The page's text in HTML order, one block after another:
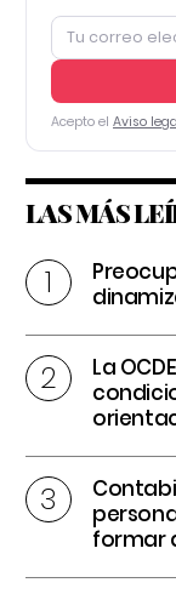
Acepto el Aviso
LAS MÁS
La
formar